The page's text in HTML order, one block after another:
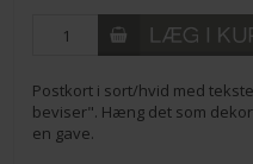
Postkort i sort/hvid med
beviser". Hæng det som
en gave.